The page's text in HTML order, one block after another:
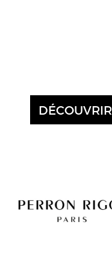
DÉCOUVRIR